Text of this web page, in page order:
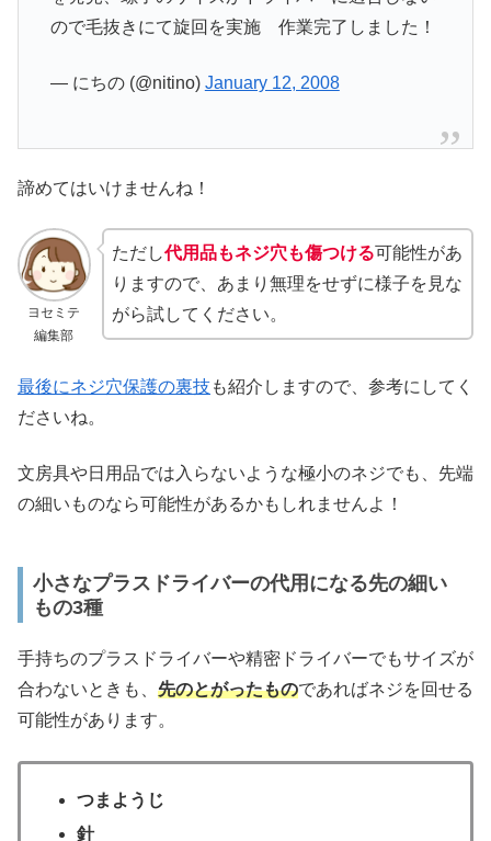
ので毛抜きにて旋回を実施 作業完了しました！
— にちの (@nitino) January 12, 2008
諦めてはいけませんね！
ヨセミテ
編集部
ただし代用品もネジ穴も傷つける可能性があ
りますので、あまり無理をせずに様子を見な
がら試してください。
最後にネジ穴保護の裏技も紹介しますので、参考にしてく
ださいね。
文房具や日用品では入らないような極小のネジでも、先端
の細いものなら可能性があるかもしれませんよ！
小さなプラスドライバーの代用になる先の細い
もの3種
手持ちのプラスドライバーや精密ドライバーでもサイズが
合わないときも、 先のとがったものであればネジを回せる
可能性があります。
つまようじ
針